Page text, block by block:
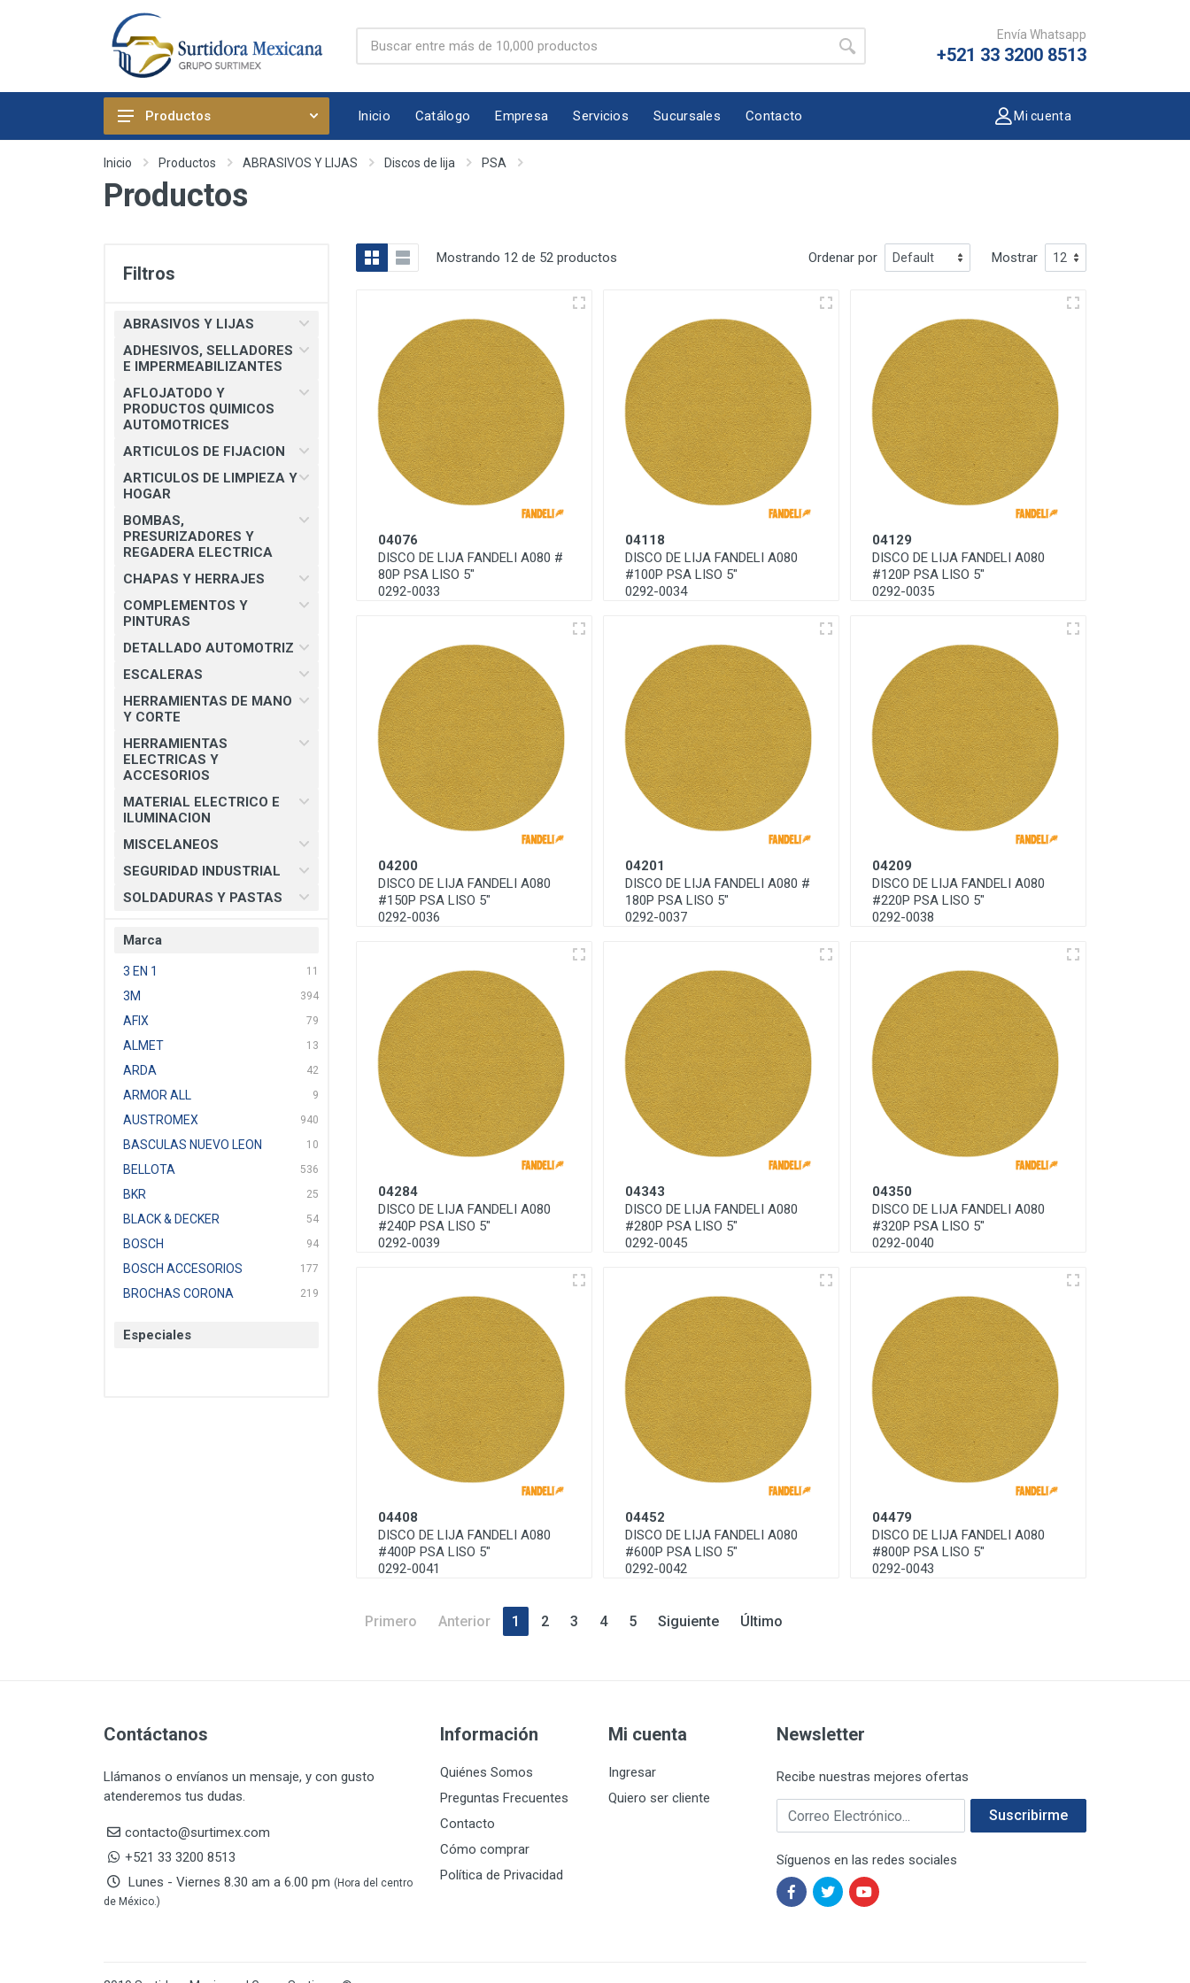
Envía Whatsapp
+521 33 3200 8513
ABRASIVOS Y LIJAS
ADHESIVOS, SELLADORES E
IMPERMEABILIZANTES
ARTICULOS DE FIJACION
HOGAR
BOMBAS, PRESURIZADORES Y
REGADERA ELECTRICA
CHAPAS Y HERRAJES
ESCALERAS
HERRAMIENTAS DE MANO Y
CORTE
HERRAMIENTAS ELECTRICAS Y
MATERIAL ELECTRICO E
MISCELANEOS
PRODUCTOS 3M
SOLDADURAS Y PASTAS
Productos Inicio Catálogo Empresa Servicios Sucursales Contacto Mi cuenta
Inicio Productos ABRASIVOS Y LIJAS Discos de lija PSA
Productos
Filtros
ABRASIVOS Y LIJAS
ADHESIVOS, SELLADORES
E IMPERMEABILIZANTES
AFLOJATODO Y
PRODUCTOS QUIMICOS
AUTOMOTRICES
ARTICULOS DE FIJACION
ARTICULOS DE LIMPIEZA Y
HOGAR
BOMBAS,
PRESURIZADORES Y
REGADERA ELECTRICA
CHAPAS Y HERRAJES
COMPLEMENTOS Y
PINTURAS
DETALLADO AUTOMOTRIZ
ESCALERAS
HERRAMIENTAS DE MANO
Y CORTE
HERRAMIENTAS
ELECTRICAS Y
ACCESORIOS
MATERIAL ELECTRICO E
ILUMINACION
MISCELANEOS
SEGURIDAD INDUSTRIAL
SOLDADURAS Y PASTAS
Marca
3 EN 1 11
3M 394
AFIX 79
ALMET 13
ARDA 42
ARMOR ALL 9
AUSTROMEX 940
BASCULAS NUEVO LEON 10
BELLOTA 536
BKR 25
BLACK & DECKER 54
BOSCH 94
BOSCH ACCESORIOS 177
BROCHAS CORONA 219
CAT
DEWALT HTA.MANUAL
E-Z WELD 20
EATON (COOPER-HARROW
EATON ROYER
20
Especiales
Mostrando 12 de 52 productos Ordenar por Mostrar
04076
DISCO DE LIJA FANDELI A080 #
80P PSA LISO 5"
0292-0033
04118
DISCO DE LIJA FANDELI A080
#100P PSA LISO 5"
0292-0034
04129
DISCO DE LIJA FANDELI A080
#120P PSA LISO 5"
0292-0035
04200
DISCO DE LIJA FANDELI A080
#150P PSA LISO 5"
0292-0036
04201
DISCO DE LIJA FANDELI A080 #
180P PSA LISO 5"
0292-0037
04209
DISCO DE LIJA FANDELI A080
#220P PSA LISO 5"
0292-0038
04284
DISCO DE LIJA FANDELI A080
#240P PSA LISO 5"
0292-0039
04343
DISCO DE LIJA FANDELI A080
#280P PSA LISO 5"
0292-0045
04350
DISCO DE LIJA FANDELI A080
#320P PSA LISO 5"
0292-0040
04408
DISCO DE LIJA FANDELI A080
#400P PSA LISO 5"
0292-0041
04452
DISCO DE LIJA FANDELI A080
#600P PSA LISO 5"
0292-0042
04479
DISCO DE LIJA FANDELI A080
#800P PSA LISO 5"
0292-0043
Primero Anterior 1 2 3 4 5 Siguiente Último
Contáctanos
Llámanos o envíanos un mensaje, y con gusto
atenderemos tus dudas.
contacto@surtimex.com
+521 33 3200 8513
Lunes - Viernes 8.30 am a 6.00 pm (Hora del centro
de México.)
Información
Quiénes Somos
Preguntas Frecuentes
Contacto
Cómo comprar
Política de Privacidad
Mi cuenta
Ingresar
Quiero ser cliente
Newsletter
Recibe nuestras mejores ofertas
Correo electrónico Suscribirme
Síguenos en las redes sociales